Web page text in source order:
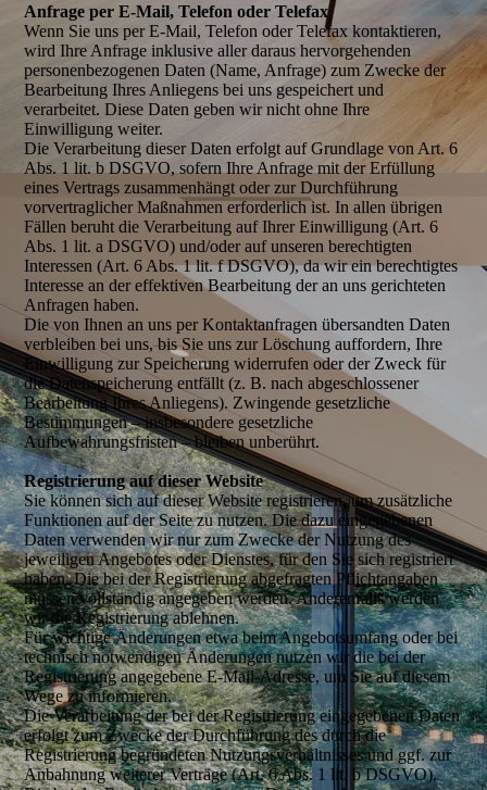
Anfrage per E-Mail, Telefon oder Telefax
Wenn Sie uns per E-Mail, Telefon oder Telefax kontaktieren,
wird Ihre Anfrage inklusive aller daraus hervorgehenden
personenbezogenen Daten (Name, Anfrage) zum Zwecke der
Bearbeitung Ihres Anliegens bei uns gespeichert und
verarbeitet. Diese Daten geben wir nicht ohne Ihre
Einwilligung weiter.
Die Verarbeitung dieser Daten erfolgt auf Grundlage von Art. 6
Abs. 1 lit. b DSGVO, sofern Ihre Anfrage mit der Erfüllung
eines Vertrags zusammenhängt oder zur Durchführung
vorvertraglicher Maßnahmen erforderlich ist. In allen übrigen
Fällen beruht die Verarbeitung auf Ihrer Einwilligung (Art. 6
Abs. 1 lit. a DSGVO) und/oder auf unseren berechtigten
Interessen (Art. 6 Abs. 1 lit. f DSGVO), da wir ein berechtigtes
Interesse an der effektiven Bearbeitung der an uns gerichteten
Anfragen haben.
Die von Ihnen an uns per Kontaktanfragen übersandten Daten
verbleiben bei uns, bis Sie uns zur Löschung auffordern, Ihre
Einwilligung zur Speicherung widerrufen oder der Zweck für
die Datenspeicherung entfällt (z. B. nach abgeschlossener
Bearbeitung Ihres Anliegens). Zwingende gesetzliche
Bestimmungen – insbesondere gesetzliche
Aufbewahrungsfristen – bleiben unberührt.
Registrierung auf dieser Website
Sie können sich auf dieser Website registrieren, um zusätzliche
Funktionen auf der Seite zu nutzen. Die dazu eingegebenen
Daten verwenden wir nur zum Zwecke der Nutzung des
jeweiligen Angebotes oder Dienstes, für den Sie sich registriert
haben. Die bei der Registrierung abgefragten Pflichtangaben
müssen vollständig angegeben werden. Anderenfalls werden
wir die Registrierung ablehnen.
Für wichtige Änderungen etwa beim Angebotsumfang oder bei
technisch notwendigen Änderungen nutzen wir die bei der
Registrierung angegebene E-Mail-Adresse, um Sie auf diesem
Wege zu informieren.
Die Verarbeitung der bei der Registrierung eingegebenen Daten
erfolgt zum Zwecke der Durchführung des durch die
Registrierung begründeten Nutzungsverhältnisses und ggf. zur
Anbahnung weiterer Verträge (Art. 6 Abs. 1 lit. b DSGVO).